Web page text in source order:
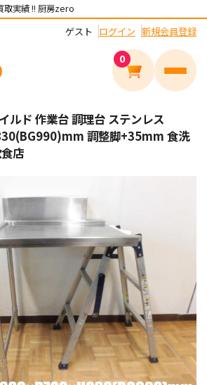
取実績 !! 厨房zero
ゲスト ログイン 新規会員登録
0
メニュ
ルド 作業台 調理台 ステンレス
調整脚+35mm 食洗
店